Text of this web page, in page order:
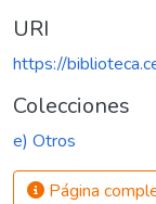
URI
https://
Colecciones
e) Otros
Página